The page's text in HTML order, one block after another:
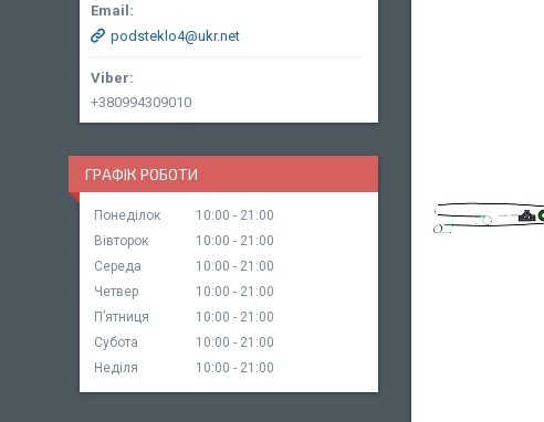
podsteklo4@ukr.net
+380994309010
ГРАФІК РОБОТИ
Понеділок 10:00
21:00
Вівторок
10:00
21:00
Середа
10:00
21:00
Четвер
10:00
21:00
Пʼятниця
10:00
21:00
Субота
10:00
21:00
Неділя
10:00 21:00